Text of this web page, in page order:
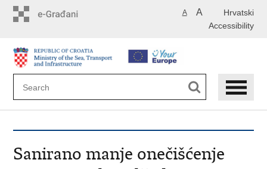
Hrvatski
A A
Accessibility
Sanirano manje onečišćenje